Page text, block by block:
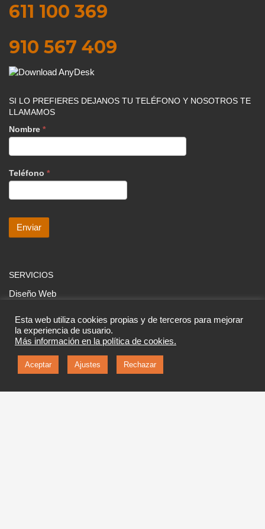
611 100 369
910 567 409
SI LO PREFIERES DEJANOS TU TELÉFONO Y NOSOTROS TE
LLAMAMOS
Nombre *
Teléfono *
SERVICIOS
Diseño Web
Imagen corporativa
Formación
Google Street View
LEGAL
Esta web utiliza cookies propias y de terceros para mejorar
la experiencia de usuario.
Más información en la política de cookies.
Aceptar Ajustes Rechazar